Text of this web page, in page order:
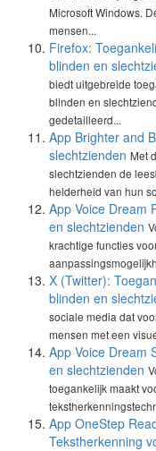
Microsoft Windows.
mensen...
Firefox:
blinden en
biedt uitgebreide
blinden en
gedetailleerd...
App Brighter and
slechtzienden Met
slechtzienden de
helderheid van hun
App Voice Dream
en slechtzienden
krachtige functies
X (Twitter):
blinden en
sociale media dat
mensen met een
App Voice Dream
en slechtzienden
toegankelijk maakt
App OneStep
Tekstherkenning